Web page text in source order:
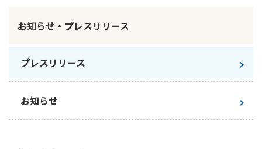
保険用語集
ラジオ体操・みんなの体操
ラジオ体操ポータルサイト
お客さまの声／お客さまサービス向上の取組み
お知らせ・プレスリリース
プレスリリース
お知らせ